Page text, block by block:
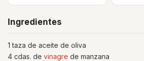
Ingredientes
1 taza de aceite de oliva
4 cdas. de vinagre de manzana